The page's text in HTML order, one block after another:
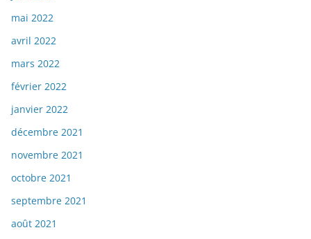
mai 2022
avril 2022
mars 2022
février 2022
janvier 2022
décembre 2021
novembre 2021
octobre 2021
septembre 2021
août 2021